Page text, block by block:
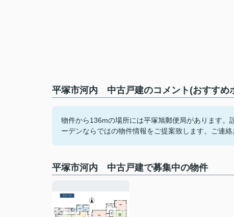
平塚市河内 中古戸建のコメント(おすすめ
物件から136mの場所には平塚旭郵便局があります
ーデンならではの物件情報をご提案致します。ご連絡
平塚市河内 中古戸建で募集中の物件